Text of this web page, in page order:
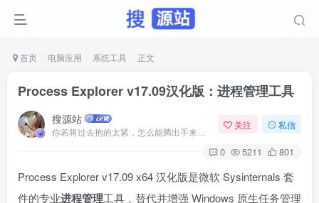
首页 电脑应用 系统工具 正文
Process Explorer v17.09汉化版：进程管理工具
搜源站 关注 私信
0 5211 801
Process Explorer v17.09 x64 汉化版是微软 Sysinternals 套
件的专业进程管理工具，替代并增强 Windows 原生任务管理